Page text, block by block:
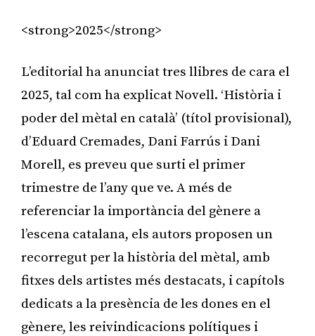
<strong>2025</strong>
L’editorial ha anunciat tres llibres de cara el
2025, tal com ha explicat Novell. ‘Història i
poder del mètal en català’ (títol provisional),
d’Eduard Cremades, Dani Farrús i Dani
Morell, es preveu que surti el primer
trimestre de l’any que ve. A més de
referenciar la importància del gènere a
l’escena catalana, els autors proposen un
recorregut per la història del mètal, amb
fitxes dels artistes més destacats, i capítols
dedicats a la presència de les dones en el
gènere, les reivindicacions polítiques i